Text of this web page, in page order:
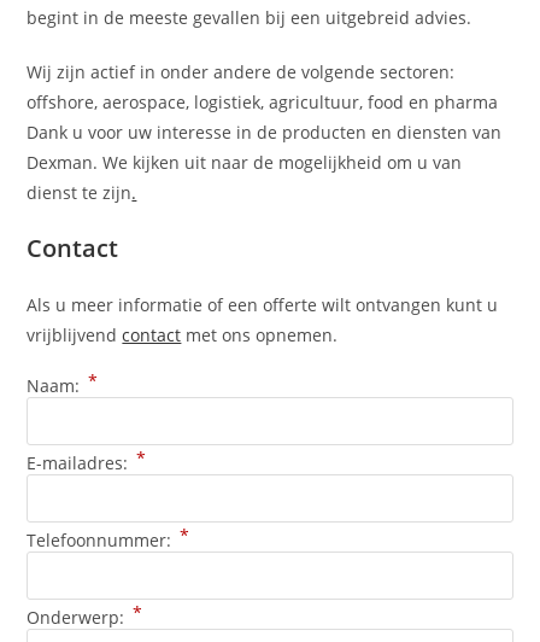
begint in de meeste gevallen bij een uitgebreid advies.
Wij zijn actief in onder andere de volgende sectoren:
offshore, aerospace, logistiek, agricultuur, food en pharma
Dank u voor uw interesse in de producten en diensten van
Dexman. We kijken uit naar de mogelijkheid om u van
dienst te zijn.
Contact
Als u meer informatie of een offerte wilt ontvangen kunt u
vrijblijvendcontact met ons opnemen.
Naam: *
E-mailadres: *
Telefoonnummer: *
Onderwerp: *